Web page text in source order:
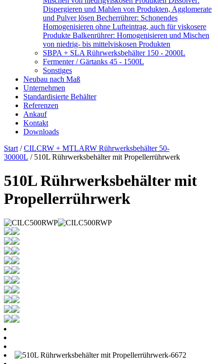
Dispergieren und Mahlen von Produkten, Agglomerate
und Pulver lösen Becherrührer: Schonendes
Homogenisieren ohne Lufteintrag, auch für viskosere
Produkte Balkenrührer: Homogenisieren und Mischen
von niedrig- bis mittelviskosen Produkten
SBPA + SLA Rührwerksbehälter 150 - 2000L
Fermenter / Gärtanks 45 - 1500L
Sonstiges
Neubau nach Maß
Unternehmen
Standardisierte Behälter
Referenzen
Ankauf
Kontakt
Downloads
Start /CILCRW + MTLARW Rührwerksbehälter 50-
30000L / 510L Rührwerksbehälter mit Propellerrührwerk
510L Rührwerksbehälter mit
Propellerrührwerk